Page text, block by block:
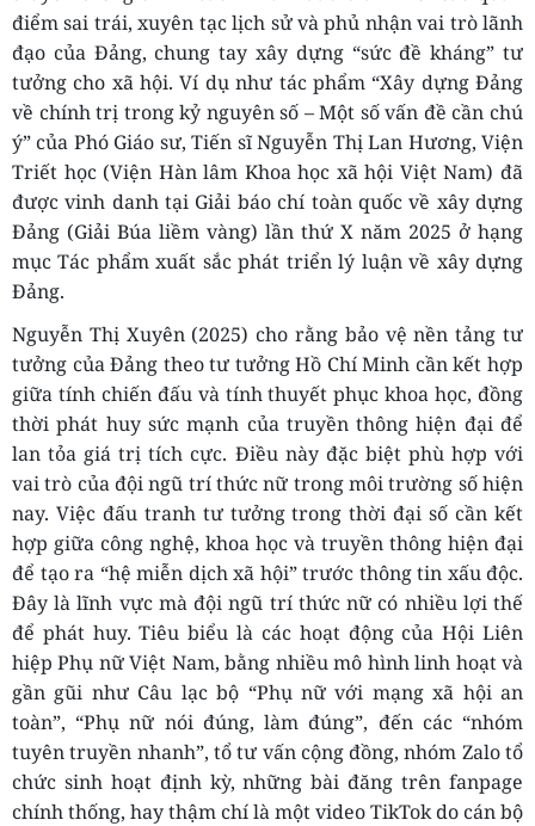
điểm sai trái, xuyên tạc lịch sử và phủ nhận vai trò lãnh
đạo của Đảng, chung tay xây dựng “sức đề kháng” tư
tưởng cho xã hội. Ví dụ như tác phẩm “Xây dựng Đảng
về chính trị trong kỷ nguyên số – Một số vấn đề cần chú
ý” của Phó Giáo sư, Tiến sĩ Nguyễn Thị Lan Hương, Viện
Triết học (Viện Hàn lâm Khoa học xã hội Việt Nam) đã
được vinh danh tại Giải báo chí toàn quốc về xây dựng
Đảng (Giải Búa liềm vàng) lần thứ X năm 2025 ở hạng
mục Tác phẩm xuất sắc phát triển lý luận về xây dựng
Đảng.
Nguyễn Thị Xuyên (2025) cho rằng bảo vệ nền tảng tư
tưởng của Đảng theo tư tưởng Hồ Chí Minh cần kết hợp
giữa tính chiến đấu và tính thuyết phục khoa học, đồng
thời phát huy sức mạnh của truyền thông hiện đại để
lan tỏa giá trị tích cực. Điều này đặc biệt phù hợp với
vai trò của đội ngũ trí thức nữ trong môi trường số hiện
nay. Việc đấu tranh tư tưởng trong thời đại số cần kết
hợp giữa công nghệ, khoa học và truyền thông hiện đại
để tạo ra “hệ miễn dịch xã hội” trước thông tin xấu độc.
Đây là lĩnh vực mà đội ngũ trí thức nữ có nhiều lợi thế
để phát huy. Tiêu biểu là các hoạt động của Hội Liên
hiệp Phụ nữ Việt Nam, bằng nhiều mô hình linh hoạt và
gần gũi như Câu lạc bộ “Phụ nữ với mạng xã hội an
toàn”, “Phụ nữ nói đúng, làm đúng”, đến các “nhóm
tuyên truyền nhanh”, tổ tư vấn cộng đồng, nhóm Zalo tổ
chức sinh hoạt định kỳ, những bài đăng trên fanpage
chính thống, hay thậm chí là một video TikTok do cán bộ